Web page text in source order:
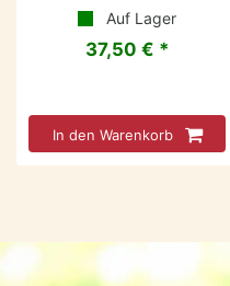
Auf Lager
37,50 € *
In den Warenkorb